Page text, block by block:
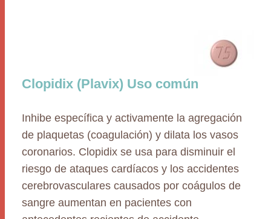
Clopidix (Plavix) Uso común
Inhibe específica y activamente la agregación
de plaquetas (coagulación) y dilata los vasos
coronarios. Clopidix se usa para disminuir el
riesgo de ataques cardíacos y los accidentes
cerebrovasculares causados por coágulos de
sangre aumentan en pacientes con